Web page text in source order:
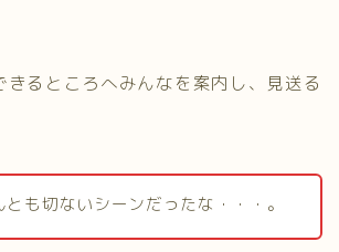
きるところへみんなを案内し、見送る
とも切ないシーンだったな・・・。